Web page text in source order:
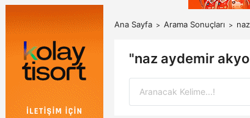
Ana Sayfa Arama Sonuçları
"naz aydemir